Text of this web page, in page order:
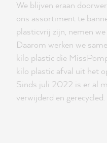
We blijven eraan
ons assortiment te
plasticvrij zijn, nemen
Daarom werken we
kilo plastic die
kilo plastic afval uit het
Sinds juli 2022 is er al
verwijderd en gerecycled.